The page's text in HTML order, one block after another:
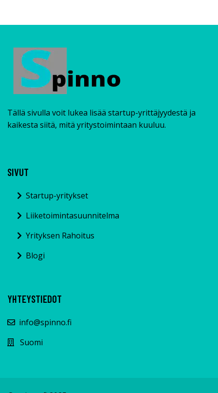
Tällä sivulla voit lukea lisää startup-yrittäjyydestä ja
kaikesta siitä, mitä yritystoimintaan kuuluu.
SIVUT
Startup-yritykset
Liiketoimintasuunnitelma
Yrityksen Rahoitus
Blogi
YHTEYSTIEDOT
info@spinno.fi
Suomi